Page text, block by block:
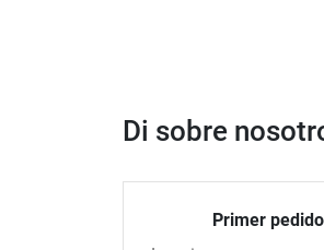
Di sobre
Primer pedido